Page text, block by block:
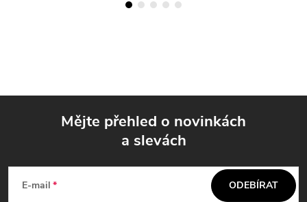
Mějte přehled o novinkách
a slevách
E-mail ODEBÍRAT